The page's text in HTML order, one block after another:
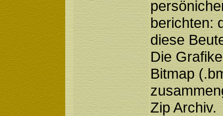
berichten:
diese
Die
Bitmap
Zip Archiv.